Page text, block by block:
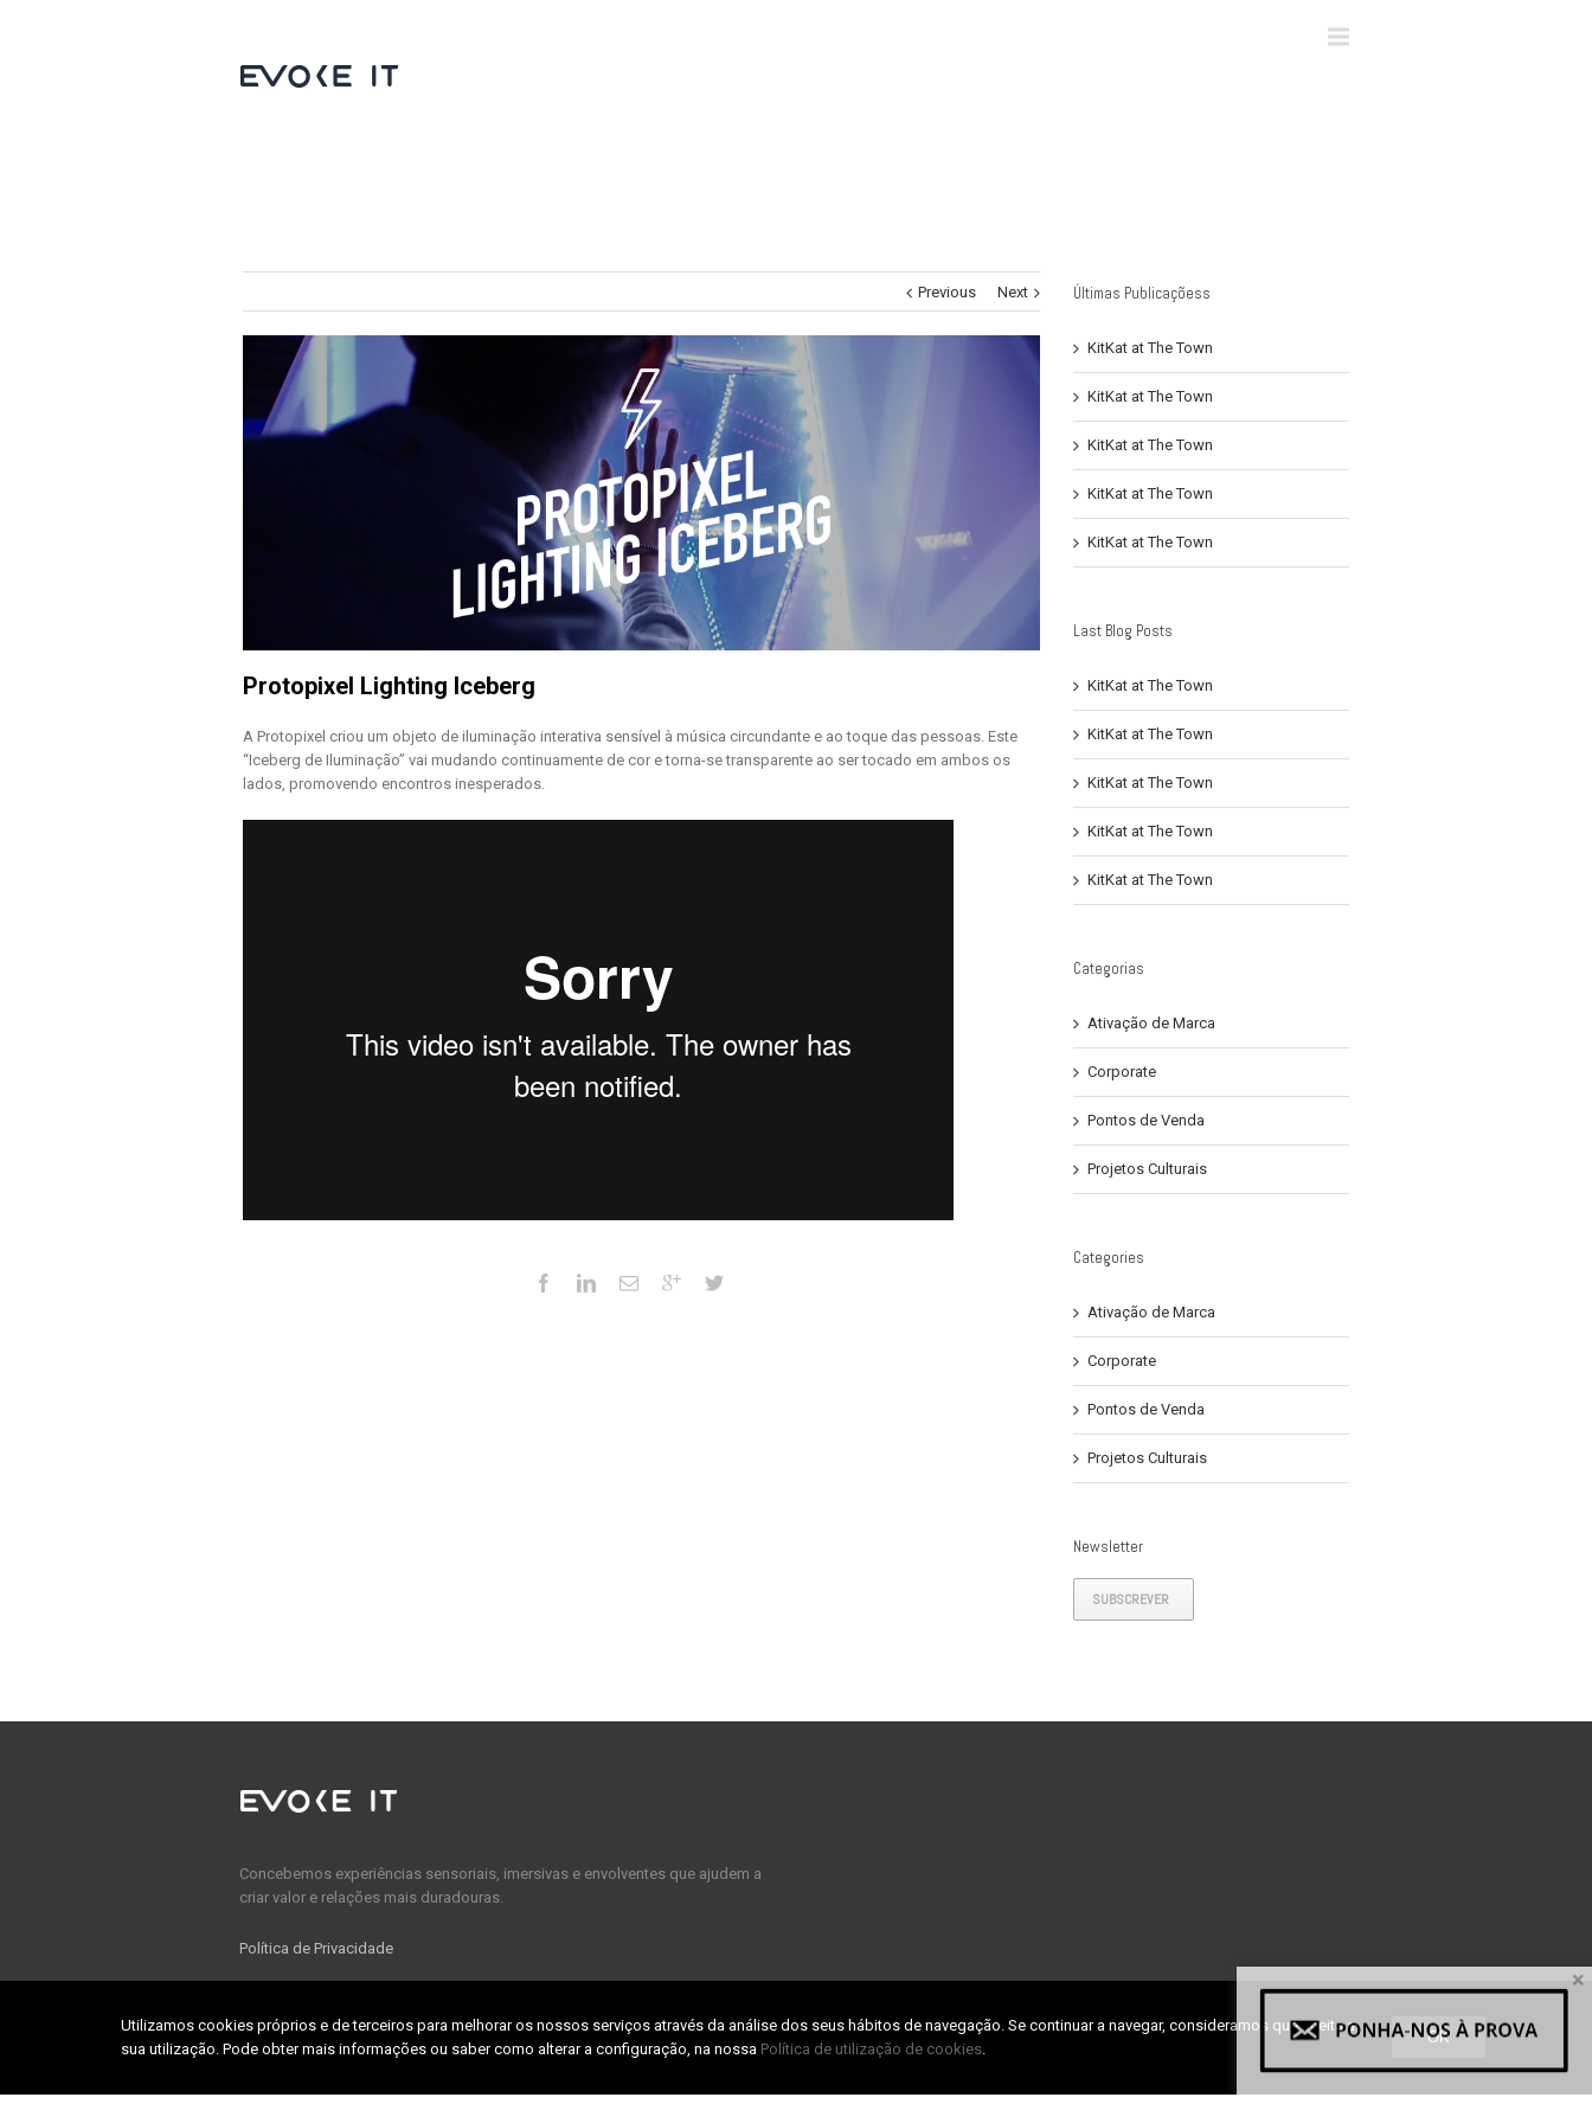
Previous Next
Protopixel Lighting Iceberg
A Protopixel criou um objeto de iluminação interativa sensível à música circundante e ao toque das pessoas. Este
“Iceberg de Iluminação” vai mudando continuamente de cor e torna-se transparente ao ser tocado em ambos os
lados, promovendo encontros inesperados.
Últimas Publicaçõess
KitKat at The Town
KitKat at The Town
KitKat at The Town
KitKat at The Town
KitKat at The Town
Last Blog Posts
KitKat at The Town
KitKat at The Town
KitKat at The Town
KitKat at The Town
KitKat at The Town
Categorias
Ativação de Marca
Corporate
Pontos de Venda
Projetos Culturais
Categories
Ativação de Marca
Corporate
Pontos de Venda
Projetos Culturais
Newsletter
SUBSCREVER
Concebemos experiências sensoriais, imersivas e envolventes que ajudem a
criar valor e relações mais duradouras.
Política de Privacidade
Home
About us
CONTACTS
TABpark – Zona Industrial da Taboeira, Lote 27, Fração H1
×
Utilizamos cookies próprios e de terceiros para melhorar os nossos serviços através da análise dos seus hábitos de navegação. Se continuar a navegar, consideramos que aceita a
sua utilização. Pode obter mais informações ou saber como alterar a configuração, na nossa Política de utilização de cookies.
OK